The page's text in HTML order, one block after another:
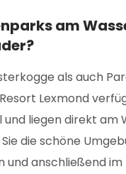
am
als auch
Lexmond
liegen direkt am
die schöne
und anschließend im